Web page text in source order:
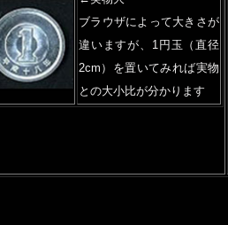
ブラウザによって大きさが
違いますが、1円玉（直径
2cm）を置いてみれば実物
との大小比が分かります